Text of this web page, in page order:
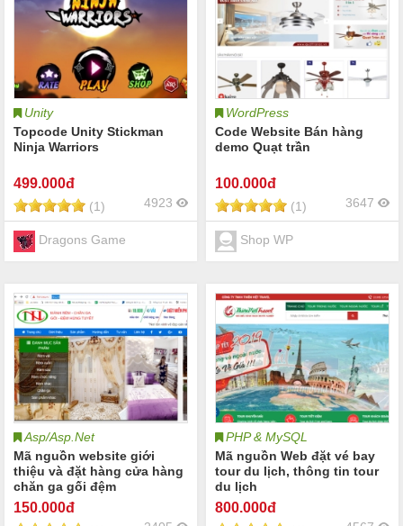
Unity
Topcode Unity Stickman
Ninja Warriors
499.000đ
(1) 4923
Dragons Game
WordPress
Code Website Bán hàng
demo Quạt trần
100.000đ
(1) 3647
Shop WP
Asp/Asp.Net
Mã nguồn website giới
thiệu và đặt hàng cửa hàng
chăn ga gối đệm
150.000đ
PHP & MySQL
Mã nguồn Web đặt vé bay
tour du lịch, thông tin tour
du lịch
800.000đ